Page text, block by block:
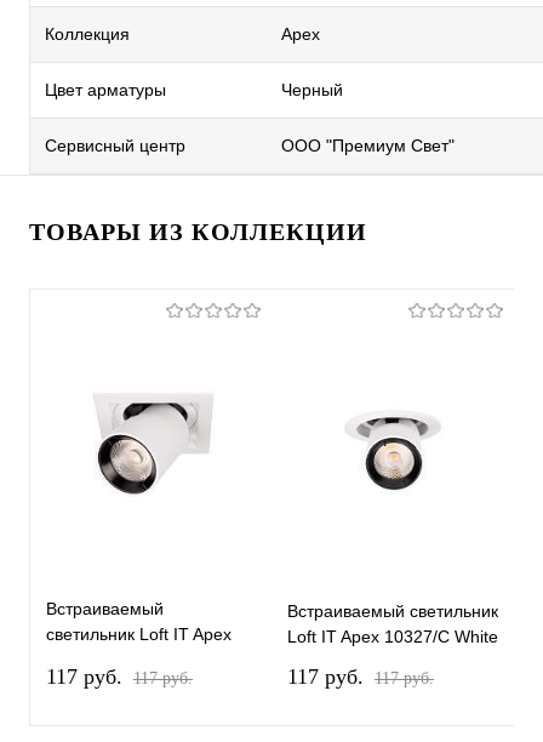
Коллекция Apex
Цвет арматуры Черный
Сервисный центр ООО "Премиум Свет"
ТОВАРЫ ИЗ КОЛЛЕКЦИИ
Встраиваемый
светильник Loft IT Apex
117 pуб. 117 pуб.
Встраиваемый светильник
Loft IT Apex 10327/C White
117 pуб. 117 pуб.